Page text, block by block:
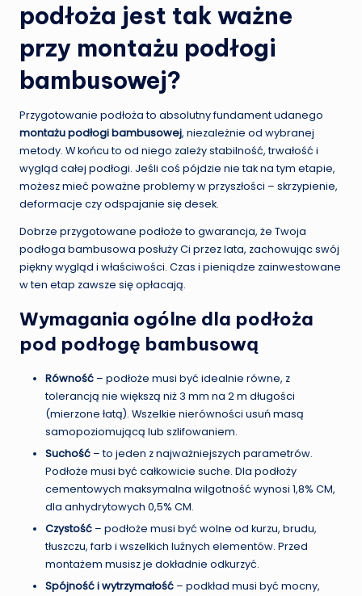
podłoża jest tak ważne
przy montażu podłogi
bambusowej?
Przygotowanie podłoża to absolutny fundament udanego
montażu podłogi bambusowej, niezależnie od wybranej
metody. W końcu to od niego zależy stabilność, trwałość i
wygląd całej podłogi. Jeśli coś pójdzie nie tak na tym etapie,
możesz mieć poważne problemy w przyszłości – skrzypienie,
deformacje czy odspajanie się desek.
Dobrze przygotowane podłoże to gwarancja, że Twoja
podłoga bambusowa posłuży Ci przez lata, zachowując swój
piękny wygląd i właściwości. Czas i pieniądze zainwestowane
w ten etap zawsze się opłacają.
Wymagania ogólne dla podłoża
pod podłogę bambusową
Równość – podłoże musi być idealnie równe, z
tolerancją nie większą niż 3 mm na 2 m długości
(mierzone łatą). Wszelkie nierówności usuń masą
samopoziomującą lub szlifowaniem.
Suchość – to jeden z najważniejszych parametrów.
Podłoże musi być całkowicie suche. Dla podłoży
cementowych maksymalna wilgotność wynosi 1,8% CM,
dla anhydrytowych 0,5% CM.
Czystość – podłoże musi być wolne od kurzu, brudu,
tłuszczu, farb i wszelkich luźnych elementów. Przed
montażem musisz je dokładnie odkurzyć.
Spójność i wytrzymałość – podkład musi być mocny,